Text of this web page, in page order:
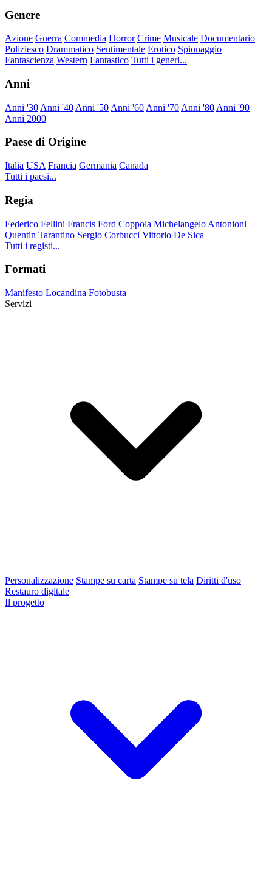
Genere
Azione Guerra Commedia Horror Crime Musicale Documentario
Poliziesco Drammatico Sentimentale Erotico Spionaggio
Fantascienza Western Fantastico Tutti i generi...
Anni
Anni '30 Anni '40 Anni '50 Anni '60 Anni '70 Anni '80 Anni '90
Anni 2000
Paese di Origine
Italia USA Francia Germania Canada
Tutti i paesi...
Regia
Federico Fellini Francis Ford Coppola Michelangelo Antonioni
Quentin Tarantino Sergio Corbucci Vittorio De Sica
Tutti i registi...
Formati
Manifesto Locandina Fotobusta
Servizi
Personalizzazione Stampe su carta Stampe su tela Diritti d'uso
Restauro digitale
Il progetto